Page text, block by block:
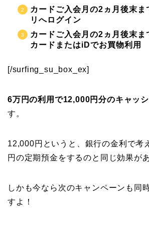
カードご入会月の2ヵ月後末
リへログイン
カードご入会月の2ヵ月後末ま
カードまたはiDでお買物利用
[/surfing_su_box_ex]
6万円の利用で12,000円分のキャッ
す。
12,000円というと、銀行の金利で考
円の定期預金をするのと同じ効果が
しかも今なら次のキャンペーンも同
すよ！